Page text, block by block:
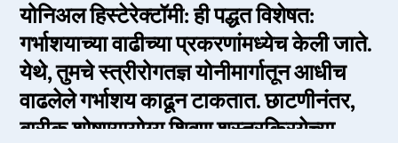
योनिअल हिस्टेरेक्टॉमी: ही पद्धत विशेषत:
गर्भाशयाच्या वाढीच्या प्रकरणांमध्येच केली जाते.
येथे, तुमचे स्त्रीरोगतज्ञ योनीमार्गातून आधीच
वाढलेले गर्भाशय काढून टाकतात. छाटणीनंतर,
बारीक शोषण्यायोग्य शिवण शस्त्रक्रियेच्या